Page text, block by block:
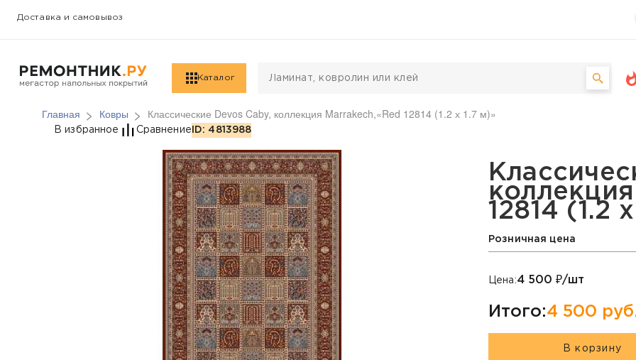
Доставка и самовывоз
Каталог
Главная Ковры Классические Devos Caby, коллекция Marrakech,«Red 12814 (1.2 х 1.7 м)»
Классические Devos Caby, коллекция
В избранное Сравнение ID: 4813988
12814 (1.2
Розничная цена
Цена:4 500 ₽/шт
Итого:4 500
В корзину